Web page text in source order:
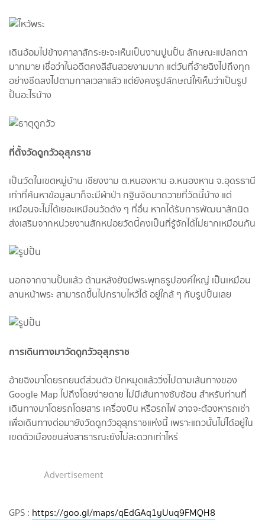
เดินอ้อมไปข้างศาลาสักระยะจะเห็นเป็นงานปูนปั้น ลักษณะแปลกตา
มากมาย เชื่อว่าในอดีตคงสีสันสวยงามมาก แต่วันที่อ้ายฉิงไปถึงทุก
อย่างซีดลงไปตามกาลเวลาแล้ว แต่ยังคงรูปลักษณ์ให้เห็นว่าเป็นรูป
ปั้นอะไรบ้าง
ที่ตั้งวัดดูกวัวอุสุภราช
เป็นวัดในเขตหมู่บ้าน เชียงงาม ต.หนองหาน อ.หนองหาน จ.อุดรธานี
เท่าที่ค้นหาข้อมูลมาก็จะมีผ้าป่า กฐินจัดมาถวายที่วัดนี้บ้าง แต่
เหมือนจะไม่ได้เยอะเหมือนวัดดัง ๆ ที่อื่น หากได้รับการพัฒนาสักนิด
ส่งเสริมจากหน่วยงานสักหน่อยวัดนี้คงเป็นที่รู้จักได้ไม่ยากเหมือนกัน
นอกจากงานปั้นแล้ว ด้านหลังยังมีพระพุทธรูปองค์ใหญ่ เป็นเหมือน
ลานหน้าพระ สามารถขึ้นไปกราบไหว้ได้ อยู่ใกล้ ๆ กับรูปปั้นเลย
การเดินทางมาวัดดูกวัวอุสุภราช
อ้ายฉิงมาโดยรถยนต์ส่วนตัว ปักหมุดแล้ววิ่งไปตามเส้นทางของ
Google Map ไปถึงโดยง่ายดาย ไม่มีเส้นทางซับซ้อน สำหรับท่านที่
เดินทางมาโดยรถโดยสาร เครื่องบิน หรือรถไฟ อาจจะต้องหารถเช่า
เพื่อเดินทางต่อมายังวัดดูกวัวอุสุภราชแห่งนี้ เพราะแถวนั้นไม่ได้อยู่ใน
เขตตัวเมืองขนส่งสาธารณะยังไม่สะดวกเท่าไหร่
Advertisement
GPS : https://goo.gl/maps/qEdGAq1yUuq9FMQH8